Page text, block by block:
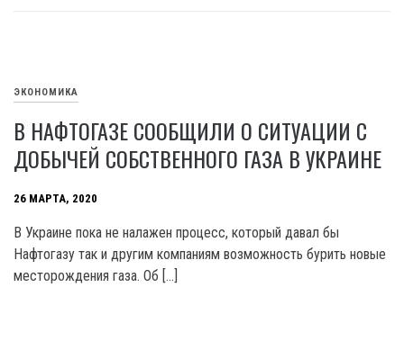
ЭКОНОМИКА
В НАФТОГАЗЕ СООБЩИЛИ О СИТУАЦИИ С
ДОБЫЧЕЙ СОБСТВЕННОГО ГАЗА В УКРАИНЕ
26 МАРТА, 2020
В Украине пока не налажен процесс, который давал бы
Нафтогазу так и другим компаниям возможность бурить новые
месторождения газа. Об […]